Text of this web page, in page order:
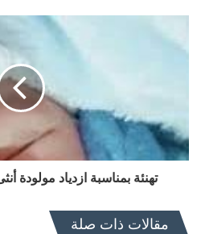
تهنئة بمناسبة ازدياد مولودة
مقالات ذات صلة